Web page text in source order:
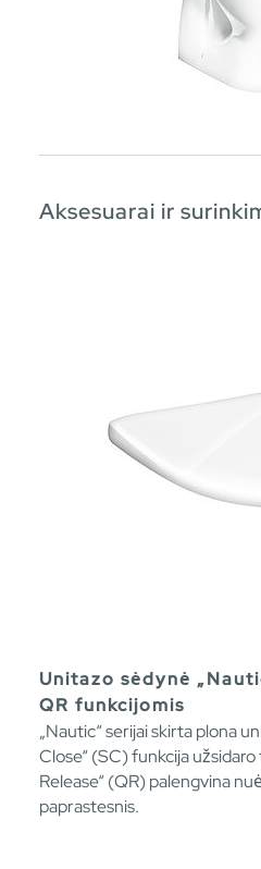
Aksesuarai ir
Unitazo sėdynė
QR funkcijomis
„Nautic“ serijai skirta plona
Close“ (SC) funkcija užsidaro
Release“ (QR) palengvina
paprastesnis.